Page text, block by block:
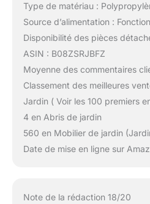
Type de matériau :
Source d’alimentation :
Disponibilité des pièces
ASIN : B08ZSRJBFZ
Moyenne des commentaires
Classement des meilleures
Jardin ( Voir les 100 premiers
4 en Abris de jardin
560 en Mobilier de jardin
Date de mise en ligne sur
Note de la rédaction 18/20